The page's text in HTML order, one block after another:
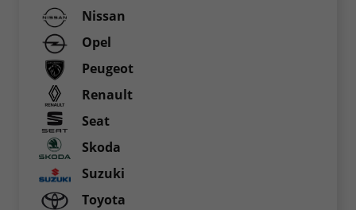
Nissan
Opel
Peugeot
Renault
Seat
Skoda
Suzuki
Toyota